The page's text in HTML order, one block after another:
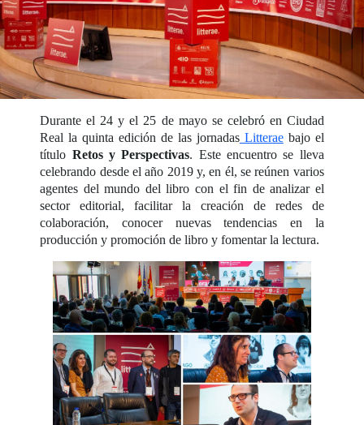
Durante el 24 y el 25 de mayo se celebró en Ciudad
Real la quinta edición de las jornadasLitteraebajo el
título Retos y Perspectivas. Este encuentro se lleva
celebrando desde el año 2019 y, en él, se reúnen varios
agentes del mundo del libro con el fin de analizar el
sector editorial, facilitar la creación de redes de
colaboración, conocer nuevas tendencias en la
producción y promoción de libro y fomentar la lectura.